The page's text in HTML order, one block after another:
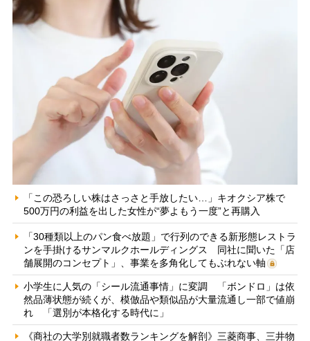
「この恐ろしい株はさっさと手放したい…」キオクシア株で
500万円の利益を出した女性が“夢よもう一度”と再購入
「30種類以上のパン食べ放題」で行列のできる新形態レストラ
ンを手掛けるサンマルクホールディングス 同社に聞いた「店
舗展開のコンセプト」、事業を多角化してもぶれない軸
小学生に人気の「シール流通事情」に変調 「ボンドロ」は依
然品薄状態が続くが、模倣品や類似品が大量流通し一部で値崩
れ 「選別が本格化する時代に」
《商社の大学別就職者数ランキングを解剖》三菱商事、三井物